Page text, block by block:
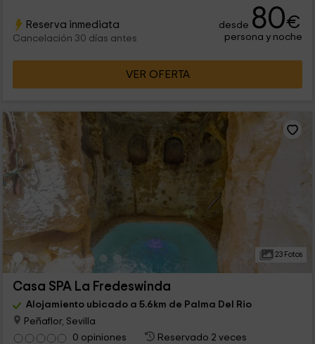
Reserva inmediata
Cancelación 30 días antes
desde 80€
persona y noche
VER OFERTA
23 Fotos
Casa SPA La Fredeswinda
Alojamiento ubicado a 5.6km de Palma Del Rio
Peñaflor, Sevilla
0 opiniones
Reservado 2 veces